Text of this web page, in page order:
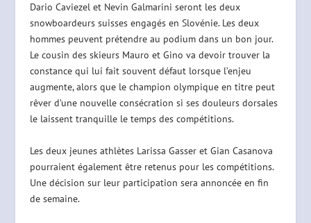
Dario Caviezel et Nevin Galmarini seront les deux
snowboardeurs suisses engagés en Slovénie. Les deux
hommes peuvent prétendre au podium dans un bon jour.
Le cousin des skieurs Mauro et Gino va devoir trouver la
constance qui lui fait souvent défaut lorsque l’enjeu
augmente, alors que le champion olympique en titre peut
rêver d’une nouvelle consécration si ses douleurs dorsales
le laissent tranquille le temps des compétitions.
Les deux jeunes athlètes Larissa Gasser et Gian Casanova
pourraient également être retenus pour les compétitions.
Une décision sur leur participation sera annoncée en fin
de semaine.